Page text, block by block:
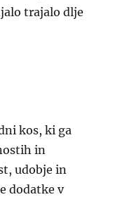
trajalo dlje
kos, ki ga
in
udobje in
dodatke v